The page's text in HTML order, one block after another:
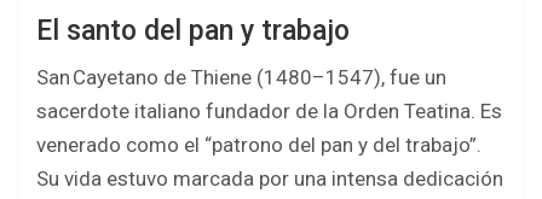
El santo del pan y trabajo
San Cayetano de Thiene (1480–1547), fue un
sacerdote italiano fundador de la Orden Teatina. Es
venerado como el “patrono del pan y del trabajo”.
Su vida estuvo marcada por una intensa dedicación